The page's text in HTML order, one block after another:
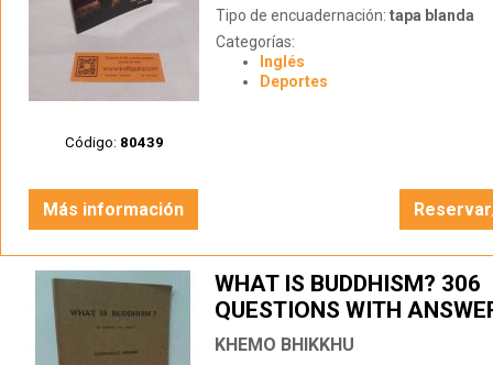
Código: 80439
Tipo de encuadernación: tapa blanda
Categorías:
Inglés
Deportes
Más información
WHAT IS BUDDHISM? 306
QUESTIONS WITH
KHEMO BHIKKHU